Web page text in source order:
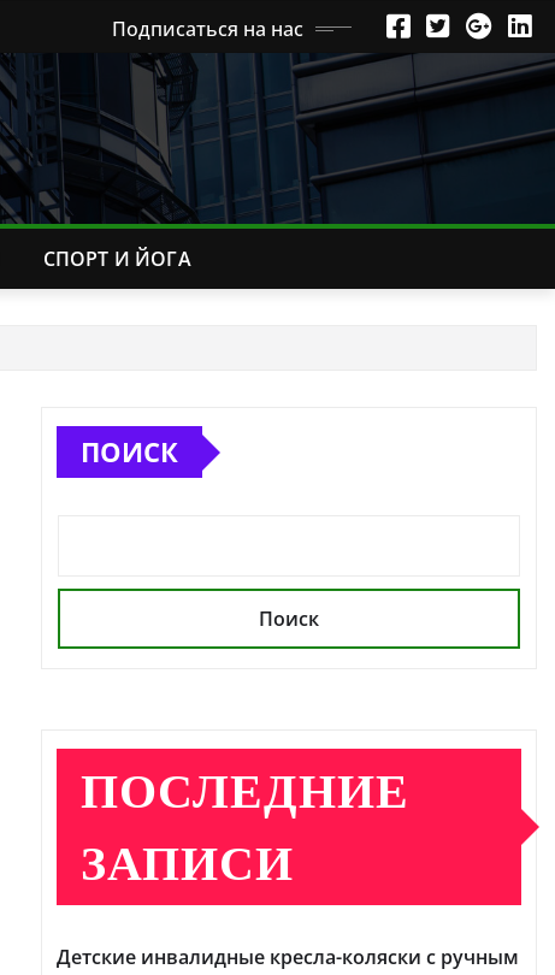
Подписаться на нас
СПОРТ И ЙОГА
ПОИСК
Поиск
ПОСЛЕДНИЕ
ЗАПИСИ
Детские инвалидные кресла-коляски с ручным